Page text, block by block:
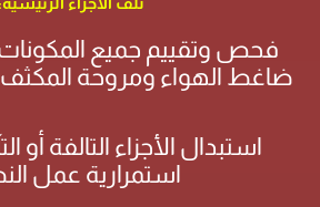
فحص وتقييم جميع المكونات
ضاغط الهواء ومروحة المكثف
استبدال الأجزاء التالفة أو
استمرارية عمل